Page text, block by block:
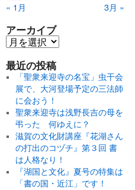
« 1月 3月 »
アーカイブ
最近の投稿
「聖衆来迎寺の名宝」虫干会
展で、大河登場予定の三法師
に会おう！
聖衆来迎寺は浅野長吉の母を
弔った 何ゆえに？
滋賀の文化財講座『花湖さん
の打出のコヅチ』第３回 書
は人格なり！
『湖国と文化』夏号の特集は
「書の国・近江」です！